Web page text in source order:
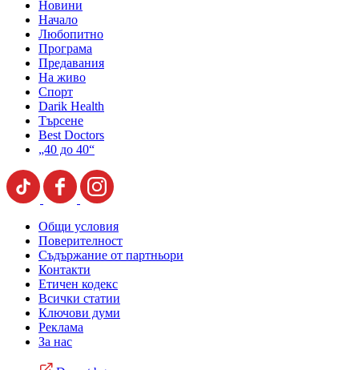
Новини
Начало
Любопитно
Програма
Предавания
На живо
Спорт
Darik Health
Търсене
Best Doctors
„40 до 40“
Общи условия
Поверителност
Съдържание от партньори
Контакти
Етичен кодекс
Всички статии
Ключови думи
Реклама
За нас